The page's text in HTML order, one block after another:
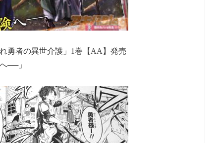
勇者の異世介護」1巻【AA】発売
──」